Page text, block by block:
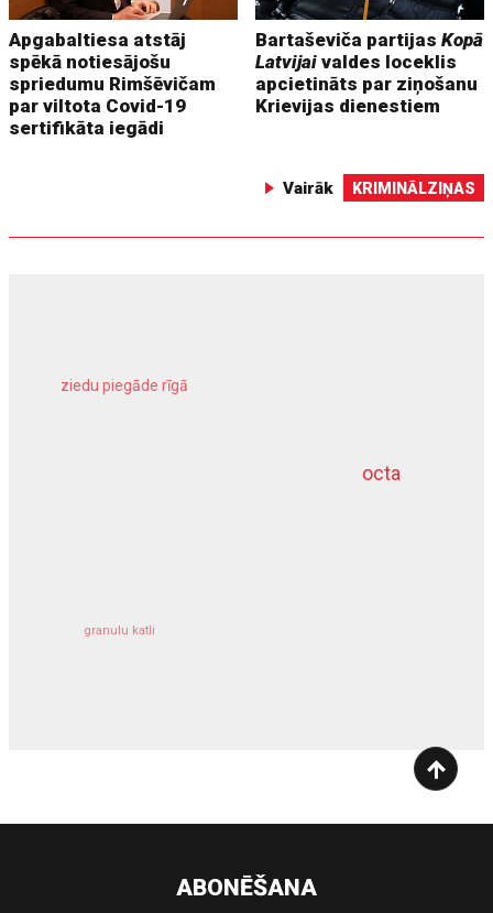
Apgabaltiesa atstāj
spēkā notiesājošu
spriedumu Rimšēvičam
par viltota Covid-19
sertifikāta iegādi
Bartaševiča partijasKopā
Latvijai valdes loceklis
apcietināts par ziņošanu
Krievijas dienestiem
Vairāk KRIMINĀLZIŅAS
octa
ziedu piegāde rīgā
granulu katli
dziļurbums
ABONĒŠANA